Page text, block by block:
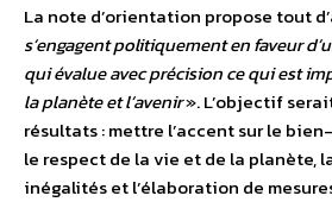
La note d’orientation propose tout
s’engagent politiquement en faveur
qui évalue avec précision ce qui est
la planète et l’avenir». L’objectif
résultats : mettre l’accent sur le
le respect de la vie et de la planète,
inégalités et l’élaboration de